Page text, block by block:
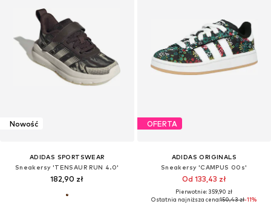
Nowość
ADIDAS SPORTSWEAR
Sneakersy 'TENSAUR RUN 4.0'
182,90 zł
OFERTA
ADIDAS ORIGINALS
Sneakersy 'CAMPUS 00s'
Od 133,43 zł
Pierwotnie: 359,90 zł
Ostatnia najniższa cena:150,43 zł-11%